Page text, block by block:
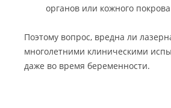
органов или кожного
Поэтому вопрос, вредна ли
многолетними клиническими
даже во время беременности.